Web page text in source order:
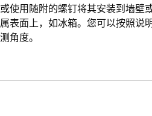
使用随附的螺钉将其安装到墙壁
表面上，如冰箱。您可以按照说
角度。